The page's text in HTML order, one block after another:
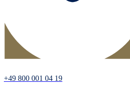
+49 800 001 04 19